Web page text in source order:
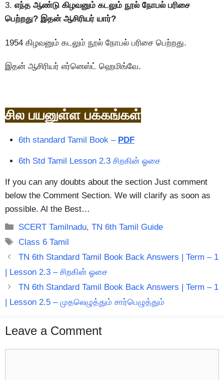
3. எந்த ஆண்டு கிழவனும் கடலும் நூல் நோபல் பரிசை
பெற்றது? இதன் ஆசிரியர் யார்?
1954 கிழவனும் கடலும் நூல் நோபல் பரிசை பெற்றது.
இதன் ஆசிரியர் எர்னெஸ்ட் ஹெமிங்வே.
சில பயனுள்ள பக்கங்கள்
6th standard Tamil Book – PDF
6th Std Tamil Lesson 2.3 சிறகின் ஓசை
If you can any doubts about the section Just comment
below the Comment Section. We will clarify as soon as
possible. Al the Best…
Categories
SCERT Tamilnadu,TN 6th Tamil Guide
Tags
Class 6 Tamil
TN 6th Standard Tamil Book Back Answers | Term – 1
| Lesson 2.3 – சிறகின் ஓசை
TN 6th Standard Tamil Book Back Answers | Term – 1
| Lesson 2.5 – முதலெழுத்தும் சார்பெழுத்தும்
Leave a Comment